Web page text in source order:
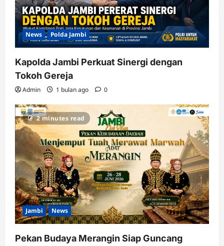
News Polda Jambi
Kapolda Jambi Perkuat Sinergi dengan
Tokoh Gereja
Admin 1 bulan ago 0
2 minutes read
Jambi News
Pekan Budaya Merangin Siap Guncang